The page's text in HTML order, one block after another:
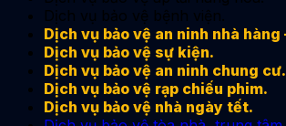
Dịch vụ bảo vệ bệnh viện.
Dịch vụ bảo vệ an ninh nhà hàng
Dịch vụ bảo vệ sự kiện.
Dịch vụ bảo vệ an ninh chung cư.
Dịch vụ bảo vệ rạp chiếu phim.
Dịch vụ bảo vệ nhà ngày tết.